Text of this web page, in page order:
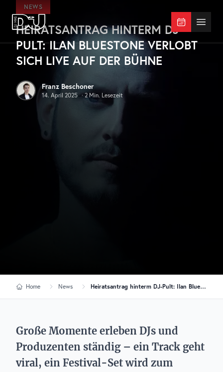
Zum Hauptinhalt springen
DJ Mag Germany Menü
NEWS
HEIRATSANTRAG HINTERM DJ-
PULT: ILAN BLUESTONE VERLOBT
SICH LIVE AUF DER BÜHNE
Franz Beschoner
14. April 2025 · 2 Min. Lesezeit
Home News Heiratsantrag hinterm DJ-Pult: Ilan Bluestone verlobt sich live auf der Bühne
Große Momente erleben DJs und
Produzenten ständig – ein Track geht
viral, ein Festival-Set wird zum